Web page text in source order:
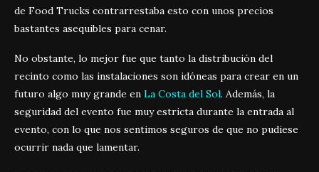
de Food Trucks contrarrestaba esto con unos precios
bastantes asequibles para cenar.
No obstante, lo mejor fue que tanto la distribución del
recinto como las instalaciones son idóneas para crear en un
futuro algo muy grande en La Costa del Sol. Además, la
seguridad del evento fue muy estricta durante la entrada al
evento, con lo que nos sentimos seguros de que no pudiese
ocurrir nada que lamentar.